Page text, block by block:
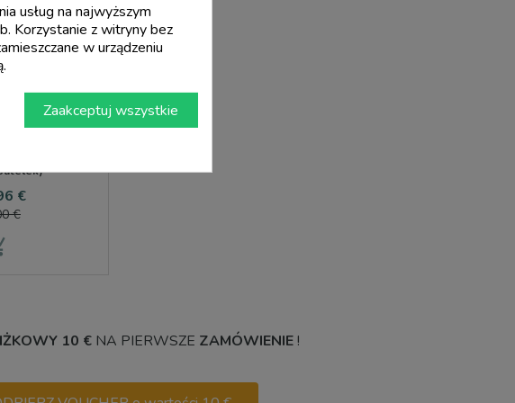
€Cena
€
10 €NA PIERWSZE ZAMÓWIENIE!
usług na najwyższym
Korzystanie z witryny bez
w urządzeniu
Zaakceptuj wszystkie